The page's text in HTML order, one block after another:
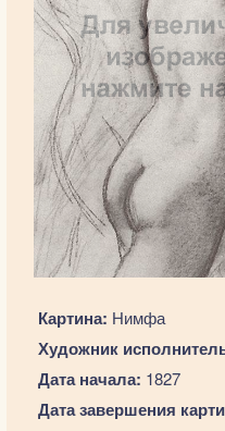
Картина: Нимфа
Художник
Дата начала: 1827
Дата завершения